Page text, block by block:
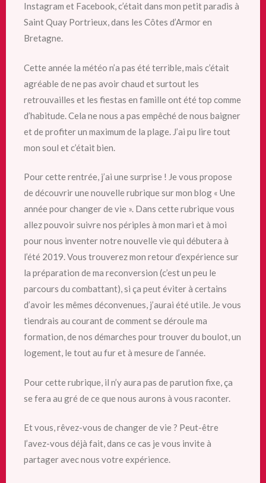
Instagram et Facebook, c’était dans mon petit paradis à
Saint Quay Portrieux, dans les Côtes d’Armor en
Bretagne.
Cette année la météo n’a pas été terrible, mais c’était
agréable de ne pas avoir chaud et surtout les
retrouvailles et les fiestas en famille ont été top comme
d’habitude. Cela ne nous a pas empêché de nous baigner
et de profiter un maximum de la plage. J’ai pu lire tout
mon soul et c’était bien.
Pour cette rentrée, j’ai une surprise ! Je vous propose
de découvrir une nouvelle rubrique sur mon blog « Une
année pour changer de vie ». Dans cette rubrique vous
allez pouvoir suivre nos périples à mon mari et à moi
pour nous inventer notre nouvelle vie qui débutera à
l’été 2019. Vous trouverez mon retour d’expérience sur
la préparation de ma reconversion (c’est un peu le
parcours du combattant), si ça peut éviter à certains
d’avoir les mêmes déconvenues, j’aurai été utile. Je vous
tiendrais au courant de comment se déroule ma
formation, de nos démarches pour trouver du boulot, un
logement, le tout au fur et à mesure de l’année.
Pour cette rubrique, il n’y aura pas de parution fixe, ça
se fera au gré de ce que nous aurons à vous raconter.
Et vous, rêvez-vous de changer de vie ? Peut-être
l’avez-vous déjà fait, dans ce cas je vous invite à
partager avec nous votre expérience.